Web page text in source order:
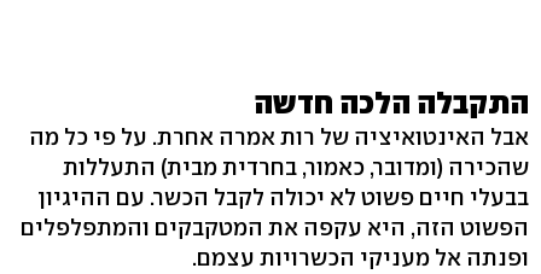
התקבלה הלכה חדשה
אבל האינטואיציה של רות אמרה אחרת. על פי כל מה
שהכירה (ומדובר, כאמור, בחרדית מבית) התעללות
בבעלי חיים פשוט לא יכולה לקבל הכשר. עם ההיגיון
הפשוט הזה, היא עקפה את המטקבקים והמתפלפלים
ופנתה אל מעניקי הכשרויות עצמם.